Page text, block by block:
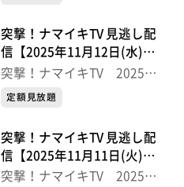
突撃！ナマイキTV 見逃し配
信【2025年11月12日(水)放
送分】
突撃！ナマイキTV 2025後
半
定額見放題
突撃！ナマイキTV 見逃し配
信【2025年11月11日(火)放
送分】
突撃！ナマイキTV 2025後